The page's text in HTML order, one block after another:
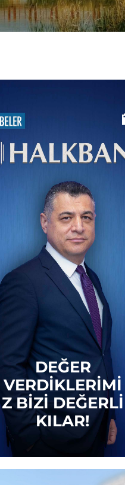
DEĞER
VERDIKLERIMI
Z BIZI DEĞERLI
KILAR!